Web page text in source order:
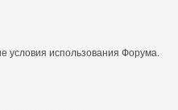
условия использования Форума.